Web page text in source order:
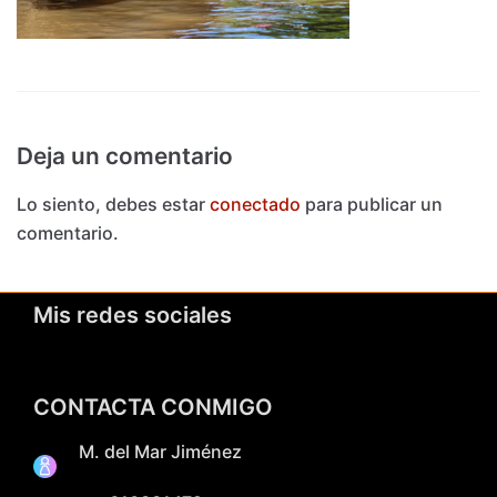
Deja un comentario
Lo siento, debes estar conectado para publicar un
comentario.
Mis redes sociales
CONTACTA CONMIGO
M. del Mar Jiménez